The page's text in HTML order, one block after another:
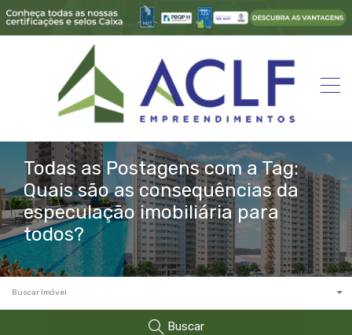
Todas as Postagens com a Tag:
Quais são as consequências da
especulação imobiliária para
todos?
Buscar Imóvel
Buscar